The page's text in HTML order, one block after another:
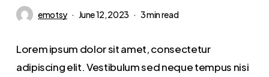
emotsy June 12, 2023 3 min read
Lorem ipsum dolor sit amet, consectetur
adipiscing elit. Vestibulum sed neque tempus nisi